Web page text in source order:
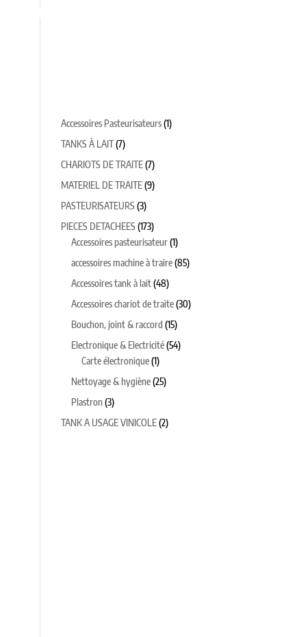
CHAUDRONNERIE SUR MESURE
Accessoires Pasteurisateurs 11
TANKS À LAIT 77
produits
CHARIOTS DE TRAITE 77
produits
MATERIEL DE TRAITE 99
PASTEURISATEURS 33
produits
PIECES DETACHEES 173173
produits
Accessoires pasteurisateur 11
produit
accessoires machine à traire 8585
Accessoires tank à lait 4848
produits
Accessoires chariot de traite 3030
Bouchon, joint & raccord 1515
produits
Electronique & Electricité 5454
Carte électronique 11
produit
Nettoyage & hygiène 2525
Plastron 33
produits
TANK A USAGE VINICOLE 22